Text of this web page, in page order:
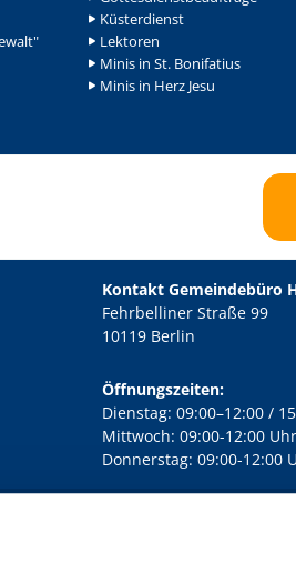
Küsterdienst
Lektoren
Minis in St. Bonifatius
Minis in Herz Jesu
Kontakt Gemeindebüro
Fehrbelliner Straße 99
10119 Berlin
Öffnungszeiten:
Dienstag: 09:00–12:00 /
Mittwoch: 09:00-12:00 Uhr
Donnerstag: 09:00-12:00
· Yorckstr. 88C, 10965 Berlin